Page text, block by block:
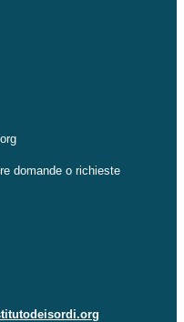
domande o richieste